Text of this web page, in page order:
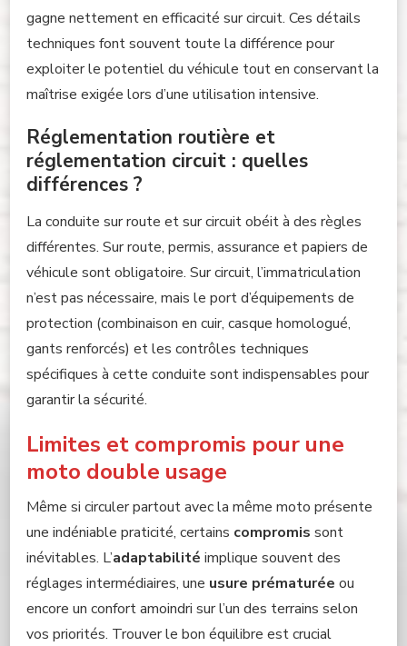
gagne nettement en efficacité sur circuit. Ces détails
techniques font souvent toute la différence pour
exploiter le potentiel du véhicule tout en conservant la
maîtrise exigée lors d’une utilisation intensive.
Réglementation routière et
réglementation circuit : quelles
différences ?
La conduite sur route et sur circuit obéit à des règles
différentes. Sur route, permis, assurance et papiers de
véhicule sont obligatoire. Sur circuit, l’immatriculation
n’est pas nécessaire, mais le port d’équipements de
protection (combinaison en cuir, casque homologué,
gants renforcés) et les contrôles techniques
spécifiques à cette conduite sont indispensables pour
garantir la sécurité.
Limites et compromis pour une
moto double usage
Même si circuler partout avec la même moto présente
une indéniable praticité, certains compromis sont
inévitables. L’adaptabilité implique souvent des
réglages intermédiaires, une usure prématurée ou
encore un confort amoindri sur l’un des terrains selon
vos priorités. Trouver le bon équilibre est crucial